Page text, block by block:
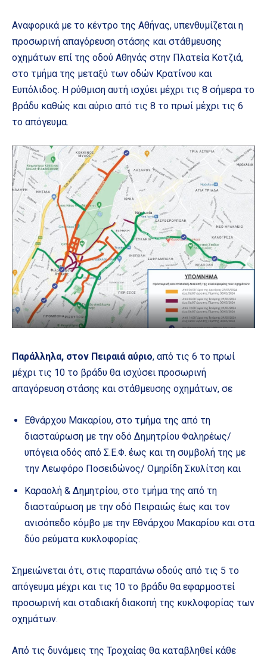
Αναφορικά με το κέντρο της Αθήνας, υπενθυμίζεται η
προσωρινή απαγόρευση στάσης και στάθμευσης
οχημάτων επί της οδού Αθηνάς στην Πλατεία Κοτζιά,
στο τμήμα της μεταξύ των οδών Κρατίνου και
Ευπόλιδος. Η ρύθμιση αυτή ισχύει μέχρι τις 8 σήμερα το
βράδυ καθώς και αύριο από τις 8 το πρωί μέχρι τις 6
το απόγευμα.
Παράλληλα, στον Πειραιά αύριο, από τις 6 το πρωί
μέχρι τις 10 το βράδυ θα ισχύσει προσωρινή
απαγόρευση στάσης και στάθμευσης οχημάτων, σε
Εθνάρχου Μακαρίου, στο τμήμα της από τη
διασταύρωση με την οδό Δημητρίου Φαληρέως/
υπόγεια οδός από Σ.Ε.Φ. έως και τη συμβολή της με
την Λεωφόρο Ποσειδώνος/ Ομηρίδη Σκυλίτση και
Καραολή & Δημητρίου, στο τμήμα της από τη
διασταύρωση με την οδό Πειραιώς έως και τον
ανισόπεδο κόμβο με την Εθνάρχου Μακαρίου και στα
δύο ρεύματα κυκλοφορίας.
Σημειώνεται ότι, στις παραπάνω οδούς από τις 5 το
απόγευμα μέχρι και τις 10 το βράδυ θα εφαρμοστεί
προσωρινή και σταδιακή διακοπή της κυκλοφορίας των
οχημάτων.
Από τις δυνάμεις της Τροχαίας θα καταβληθεί κάθε